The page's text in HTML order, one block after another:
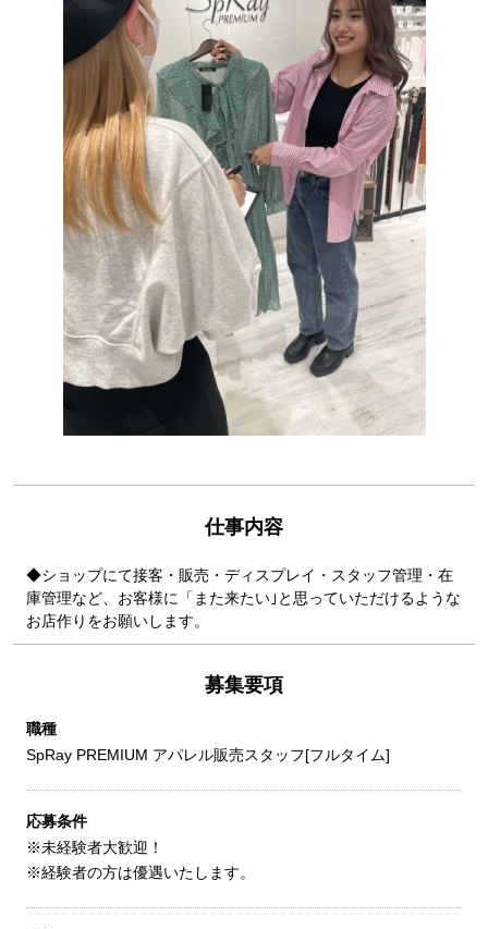
仕事内容
◆ショップにて接客・販売・ディスプレイ・スタッフ管理・在
庫管理など、お客様に「また来たい｣と思っていただけるような
お店作りをお願いします。
募集要項
職種
SpRay PREMIUM アパレル販売スタッフ[フルタイム]
応募条件
※未経験者大歓迎！
※経験者の方は優遇いたします。